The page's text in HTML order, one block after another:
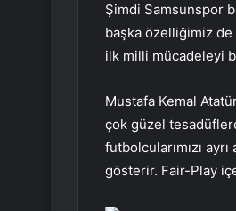
Şimdi Samsunspor
başka özelliğimiz de
ilk milli mücadeleyi
Mustafa Kemal
çok güzel
futbolcularımızı
gösterir. Fair-Play